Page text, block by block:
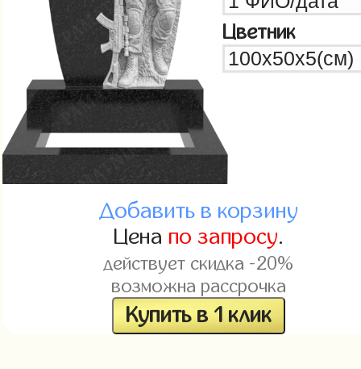
Цветник
Добавить в корзину
Цена по запросу.
действует скидка -20%
возможна рассрочка
Купить в 1 клик